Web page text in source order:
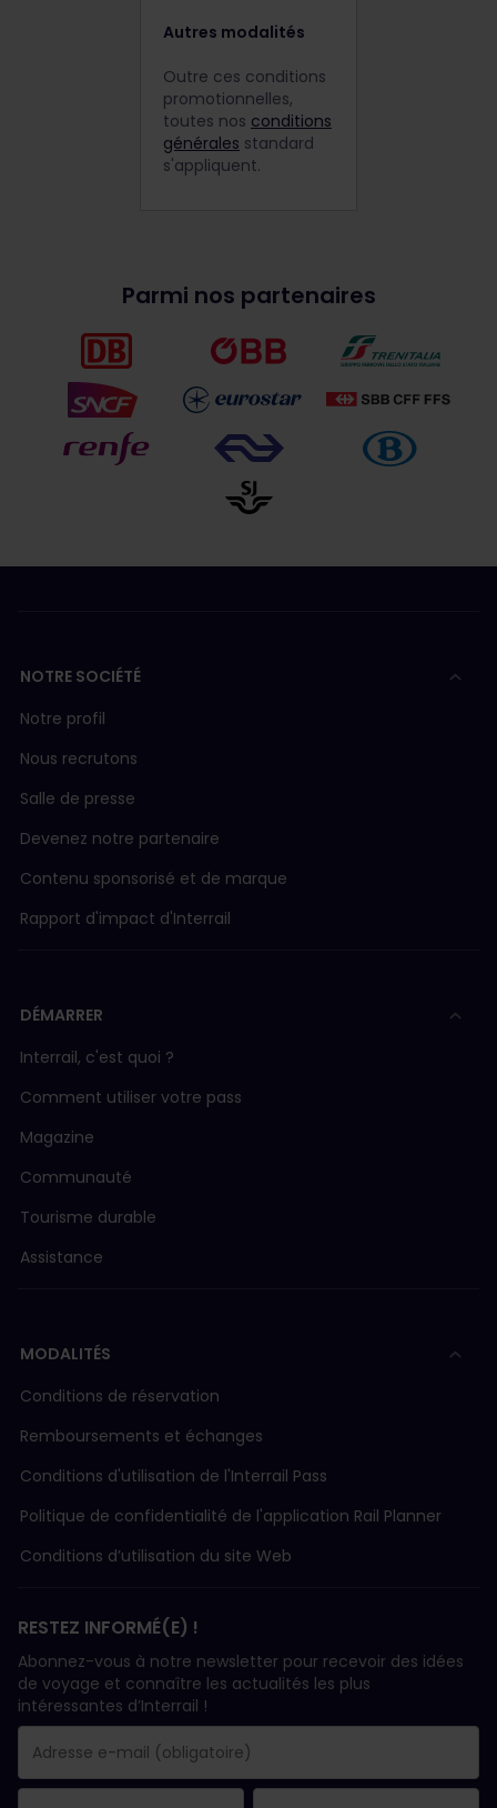
Autres modalités
Outre ces conditions
promotionnelles,
toutes nos conditions
générales standard
s'appliquent.
Parmi nos partenaires
NOTRE SOCIÉTÉ
Notre profil
Nous recrutons
Salle de presse
Devenez notre partenaire
Contenu sponsorisé et de marque
Rapport d'impact d'Interrail
DÉMARRER
Interrail, c'est quoi ?
Comment utiliser votre pass
Magazine
Communauté
Tourisme durable
Assistance
MODALITÉS
Conditions de réservation
Remboursements et échanges
Conditions d'utilisation de l'Interrail Pass
Politique de confidentialité de l'application Rail Planner
Conditions d’utilisation du site Web
RESTEZ INFORMÉ(E) !
Abonnez-vous à notre newsletter pour recevoir des idées
de voyage et connaître les actualités les plus
intéressantes d’Interrail !